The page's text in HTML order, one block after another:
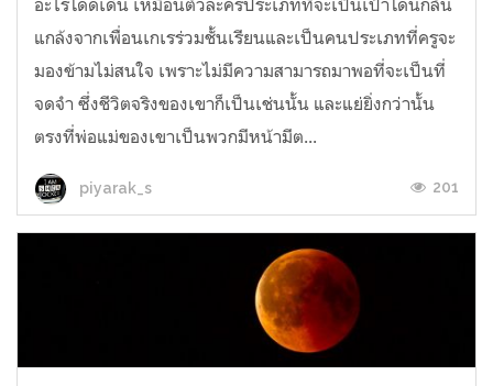
อะไรโดดเด่น เหมือนตัวละครประเภทที่จะเป็นเป้าโดนกลั่น
แกล้งจากเพื่อนเกเรร่วมชั้นเรียนและเป็นคนประเภทที่ครูจะ
มองข้ามไม่สนใจ เพราะไม่มีความสามารถมาพอที่จะเป็นที่
จดจำ ซึ่งชีวิตจริงของเขาก็เป็นเช่นนั้น และแย่ยิ่งกว่านั้น
ตรงที่พ่อแม่ของเขาเป็นพวกมีหน้ามีต...
piyarak_s 201